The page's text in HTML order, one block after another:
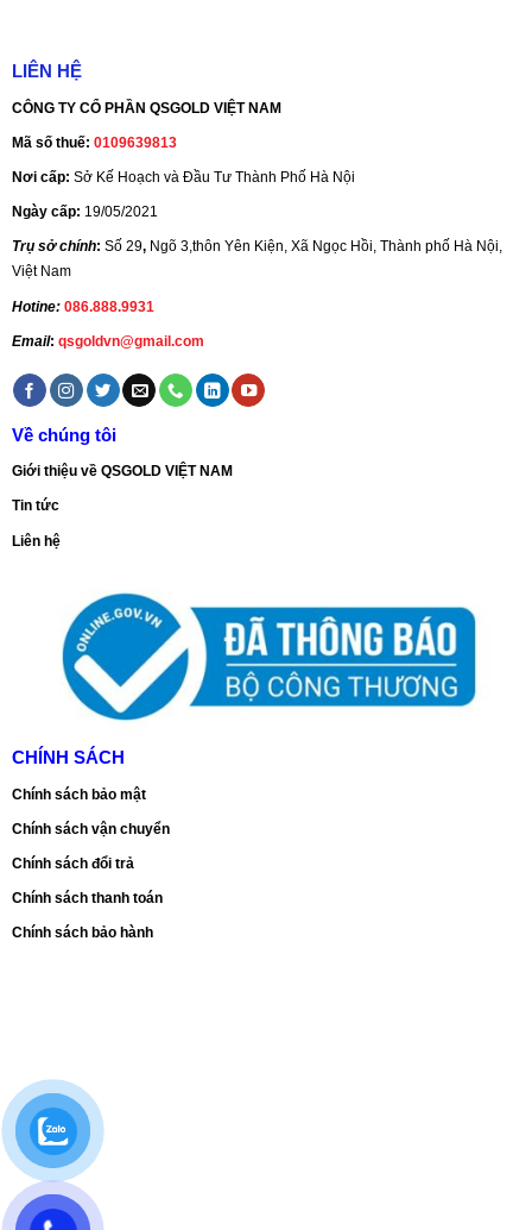
LIÊN HỆ
CÔNG TY CỔ PHẦN QSGOLD VIỆT NAM
Mã số thuế: 0109639813
Nơi cấp: Sở Kế Hoạch và Đầu Tư Thành Phố Hà Nội
Ngày cấp: 19/05/2021
Trụ sở chính: Số 29, Ngõ 3,thôn Yên Kiện, Xã Ngọc Hồi, Thành phố Hà Nội,
Việt Nam
Hotine: 086.888.9931
Email: qsgoldvn@gmail.com
Về chúng tôi
Giới thiệu về QSGOLD VIỆT NAM
Tin tức
Liên hệ
CHÍNH SÁCH
Chính sách bảo mật
Chính sách vận chuyển
Chính sách đổi trả
Chính sách thanh toán
Chính sách bảo hành